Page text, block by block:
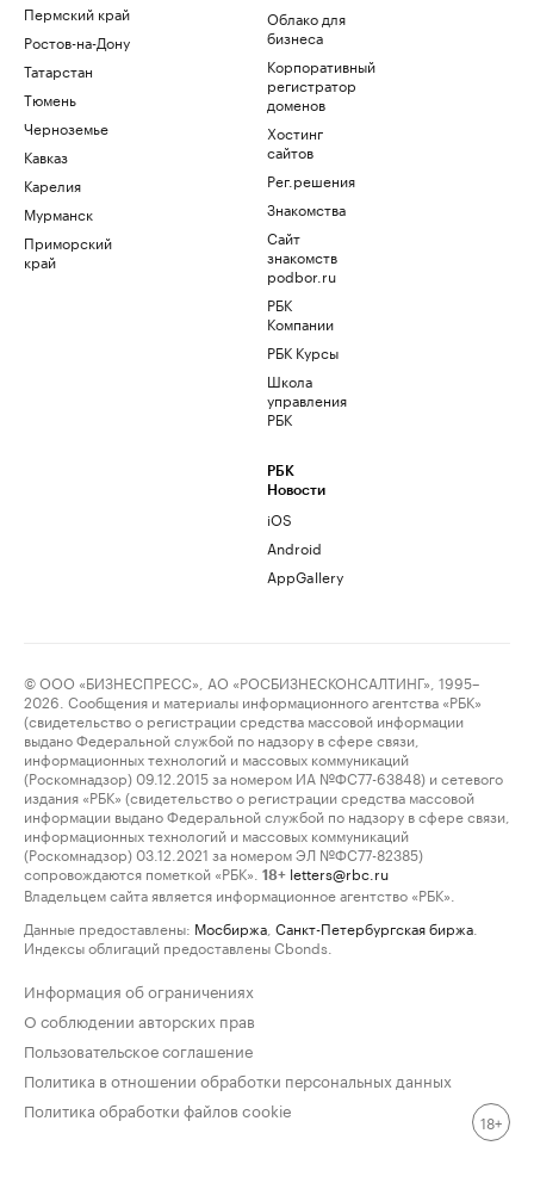
Пермский край
Ростов-на-Дону
Татарстан
Тюмень
Черноземье
Кавказ
Карелия
Мурманск
Приморский
край
Облако для
бизнеса
Корпоративный
регистратор
доменов
Хостинг
сайтов
Рег.решения
Знакомства
Сайт
знакомств
podbor.ru
РБК
Компании
РБК Курсы
Школа
управления
РБК
РБК
Новости
iOS
Android
AppGallery
© ООО «БИЗНЕСПРЕСС», АО «РОСБИЗНЕСКОНСАЛТИНГ», 1995–
2026. Сообщения и материалы информационного агентства «РБК»
(свидетельство о регистрации средства массовой информации
выдано Федеральной службой по надзору в сфере связи,
информационных технологий и массовых коммуникаций
(Роскомнадзор) 09.12.2015 за номером ИА №ФС77-63848) и сетевого
издания «РБК» (свидетельство о регистрации средства массовой
информации выдано Федеральной службой по надзору в сфере связи,
информационных технологий и массовых коммуникаций
(Роскомнадзор) 03.12.2021 за номером ЭЛ №ФС77-82385)
сопровождаются пометкой «РБК».
18+ letters@rbc.ru
Владельцем сайта является информационное агентство «РБК».
Данные предоставлены: Мосбиржа Санкт-Петербургская биржа
Индексы облигаций предоставлены Cbonds.
Информация об ограничениях
О соблюдении авторских прав
Пользовательское соглашение
Политика в отношении обработки персональных данных
Политика обработки файлов cookie
18+